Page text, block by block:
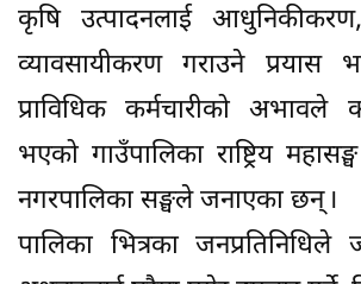
कृषि उत्पादनलाई
व्यावसायीकरण गराउने प्रयास
प्राविधिक कर्मचारीको अभावले
भएको गाउँपालिका राष्ट्रिय
नगरपालिका सङ्घले जनाएका छन् ।
पालिका भित्रका जनप्रतिनिधिले